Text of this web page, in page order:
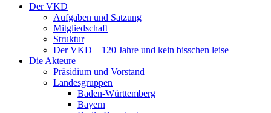
Der VKD
Aufgaben und Satzung
Mitgliedschaft
Struktur
Der VKD – 120 Jahre und kein bisschen leise
Die Akteure
Präsidium und Vorstand
Landesgruppen
Baden-Württemberg
Bayern